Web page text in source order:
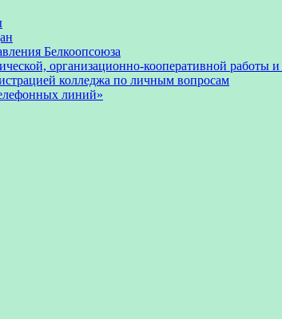
Белкоопсоюза
организационно-кооперативной работы
колледжа по личным вопросам
линий»